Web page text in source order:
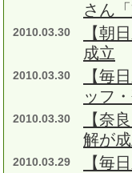
さん
2010.03.30
【朝
成立
2010.03.30
【毎
ッフ
2010.03.30
【奈
解が
2010.03.29
【毎